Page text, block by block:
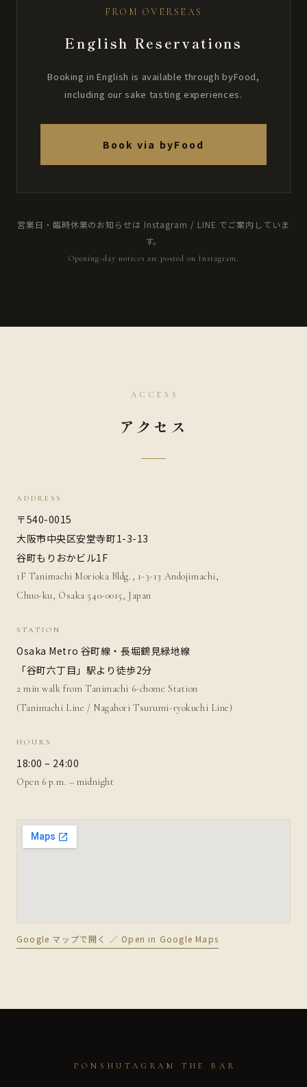
FROM OVERSEAS
English Reservations
Booking in English is available through byFood,
including our sake tasting experiences.
Book via byFood
営業日・臨時休業のお知らせは Instagram / LINE でご案内していま
す。
Opening-day notices are posted on Instagram.
ACCESS
アクセス
ADDRESS
〒540-0015
大阪市中央区安堂寺町1-3-13
谷町もりおかビル1F
1F Tanimachi Morioka Bldg., 1-3-13 Andojimachi,
Chuo-ku, Osaka 540-0015, Japan
STATION
Osaka Metro 谷町線・長堀鶴見緑地線
「谷町六丁目」駅より徒歩2分
2 min walk from Tanimachi 6-chome Station
(Tanimachi Line / Nagahori Tsurumi-ryokuchi Line)
HOURS
18:00 – 24:00
Open 6 p.m. – midnight
Google マップで開く ／ Open in Google Maps
PONSHUTAGRAM THE BAR